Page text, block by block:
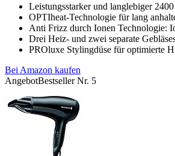
Leistungsstarker und langlebiger
OPTIheat-Technologie für lang
Anti Frizz durch Ionen Technologie:
Drei Heiz- und zwei separate
PROluxe Stylingdüse für optimierte
Bei Amazon kaufen
AngebotBestseller Nr. 5